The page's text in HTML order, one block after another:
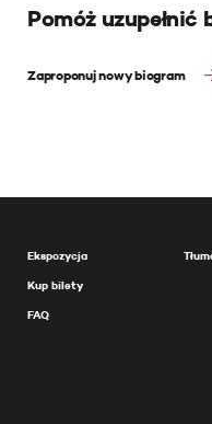
Pomóż uzupełnić
Zaproponuj nowy biogram
Ekspozycja
Kup bilety
FAQ